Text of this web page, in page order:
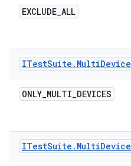
EXCLUDE_ALL
ITestSuite . MultiDevice
ONLY_MULTI_DEVICES
ITestSuite . MultiDevice